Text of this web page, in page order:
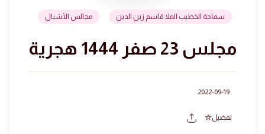
سماحة الخطيب الملا قاسم زين الدين مجالس الأشبال
مجلس 23 صفر 1444 هجرية
2022-09-19
تفضيل